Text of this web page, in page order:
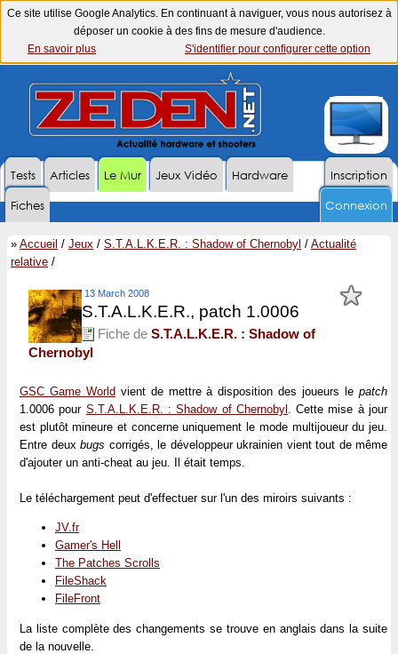
Ce site utilise Google Analytics. En continuant à naviguer, vous nous autorisez à
déposer un cookie à des fins de mesure d'audience.
En savoir plus
S'identifier pour configurer cette option
Inscription
Tests Articles Le Mur Jeux Vidéo
Hardware
Fiches
Connexion
» Accueil / Jeux / S.T.A.L.K.E.R. : Shadow of Chernobyl / Actualité
relative /
13 March 2008
S.T.A.L.K.E.R., patch 1.0006
Fiche de S.T.A.L.K.E.R. : Shadow of
Chernobyl
GSC Game World vient de mettre à disposition des joueurs lepatch
1.0006 pour S.T.A.L.K.E.R. : Shadow of Chernobyl . Cette mise à jour
est plutôt mineure et concerne uniquement le mode multijoueur du jeu.
Entre deux bugs corrigés, le développeur ukrainien vient tout de même
d'ajouter un anti-cheat au jeu. Il était temps.
Le téléchargement peut d'effectuer sur l'un des miroirs suivants :
JV.fr
Gamer's Hell
The Patches Scrolls
FileShack
FileFront
La liste complète des changements se trouve en anglais dans la suite
de la nouvelle.